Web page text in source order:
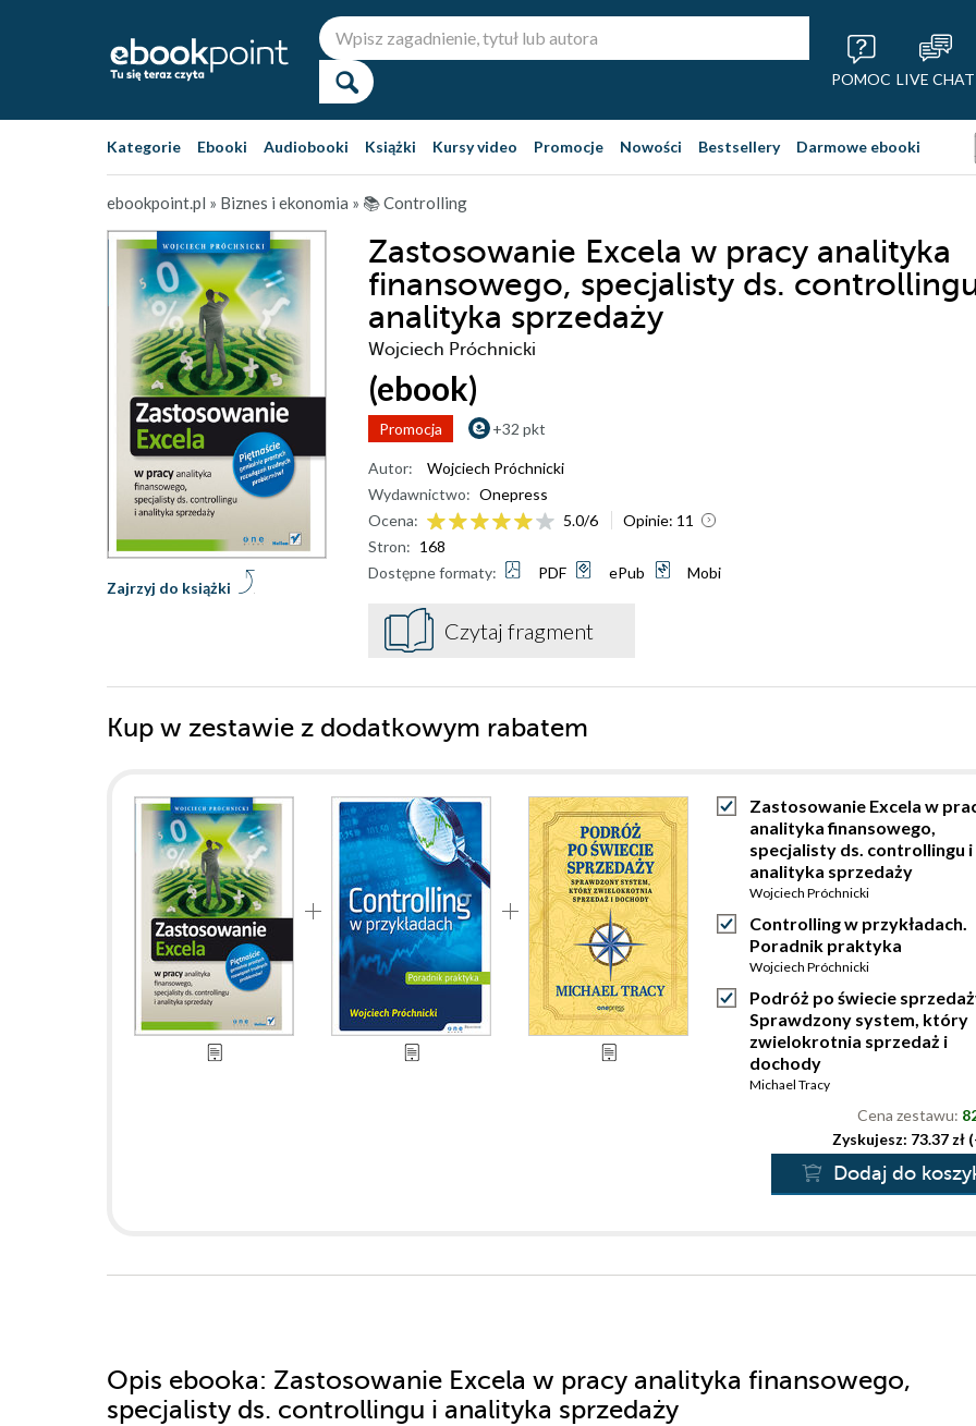
POMOC LIVE CHAT
Kategorie Ebooki Audiobooki Książki Kursy video Promocje Nowości Bestsellery Darmowe ebooki
ebookpoint.pl » Biznes i ekonomia » 📚 Controlling
Zastosowanie Excela w pracy analityka
finansowego, specjalisty ds.
analityka sprzedaży
Wojciech Próchnicki
(ebook)
Promocja +32 pkt
Zajrzyj do książki
Autor:
Wojciech Próchnicki
Wydawnictwo: Onepress
Ocena:
5.0/6 Opinie: 11
Stron: 168
Dostępne formaty:
PDF ePub Mobi
Czytaj fragment
Kup w zestawie z dodatkowym rabatem
Zastosowanie Excela w
analityka finansowego,
specjalisty ds. controllingu i
analityka sprzedaży
Wojciech Próchnicki
Controlling w przykładach.
Poradnik praktyka
Wojciech Próchnicki
Podróż po świecie
Sprawdzony system, który
zwielokrotnia sprzedaż i
dochody
Michael Tracy
Cena zestawu:
Zyskujesz: 73.37 zł
Dodaj do
Opis ebooka: Zastosowanie Excela w pracy analityka finansowego,
specjalisty ds. controllingu i analityka sprzedaży